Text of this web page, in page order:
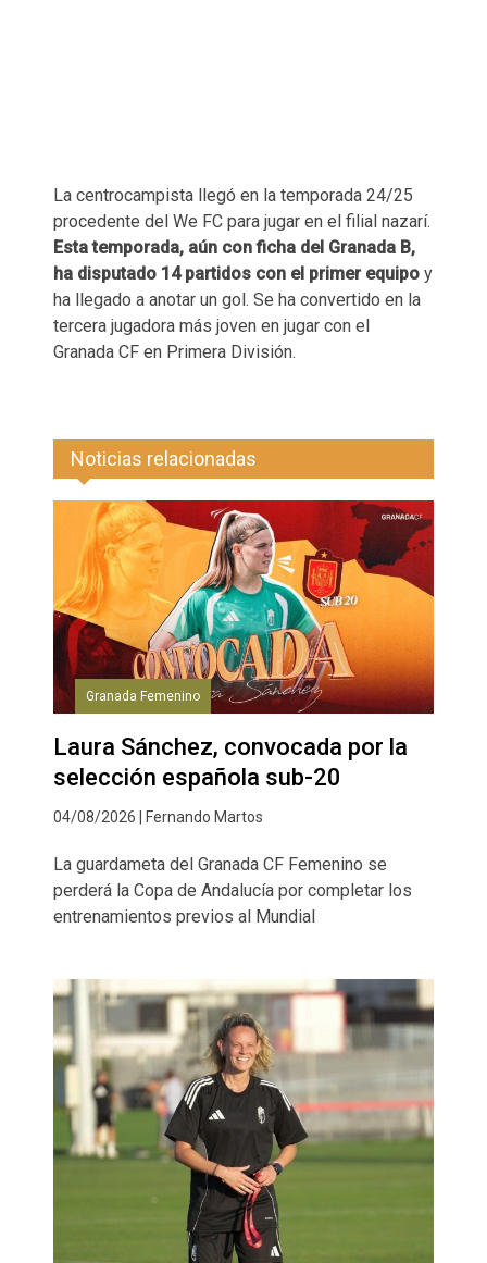
La centrocampista llegó en la temporada 24/25
procedente del We FC para jugar en el filial nazarí.
Esta temporada, aún con ficha del Granada B,
ha disputado 14 partidos con el primer equipo y
ha llegado a anotar un gol. Se ha convertido en la
tercera jugadora más joven en jugar con el
Granada CF en Primera División.
Noticias relacionadas
Granada Femenino
Laura Sánchez, convocada por la
selección española sub-20
04/08/2026 | Fernando Martos
La guardameta del Granada CF Femenino se
perderá la Copa de Andalucía por completar los
entrenamientos previos al Mundial